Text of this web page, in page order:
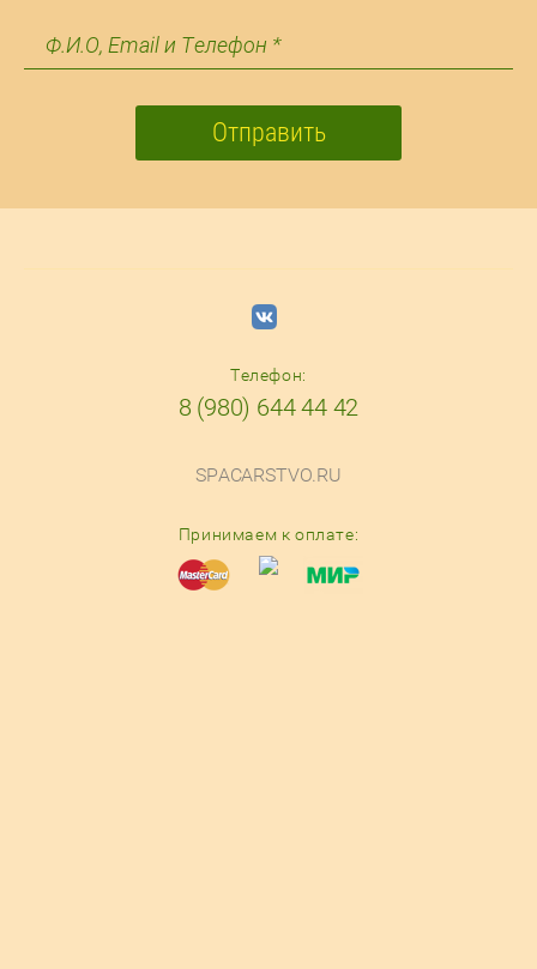
Отправить
Телефон:
8 (980) 644 44 42
SPACARSTVO.RU
Принимаем к оплате: